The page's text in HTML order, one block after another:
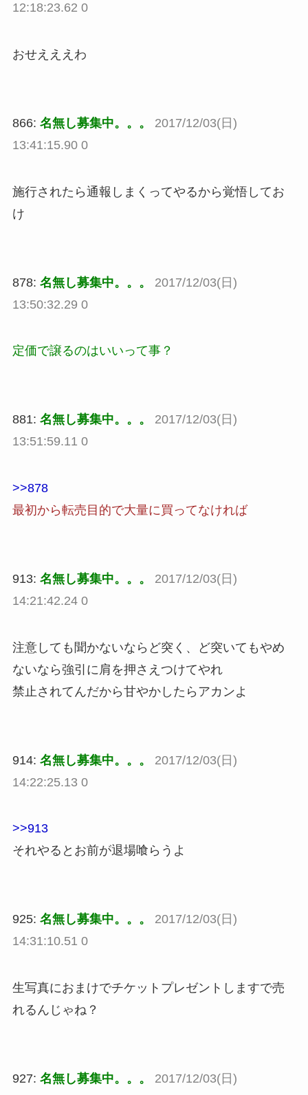
12:18:23.62 0
おせえええわ
866: 名無し募集中。。。
2017/12/03(日)
13:41:15.90 0
施行されたら通報しまくってやるから覚悟してお
け
878: 名無し募集中。。。
2017/12/03(日)
13:50:32.29 0
定価で譲るのはいいって事？
881: 名無し募集中。。。
2017/12/03(日)
13:51:59.11 0
>>878
最初から転売目的で大量に買ってなければ
913: 名無し募集中。。。
2017/12/03(日)
14:21:42.24 0
注意しても聞かないならど突く、ど突いてもやめ
ないなら強引に肩を押さえつけてやれ
禁止されてんだから甘やかしたらアカンよ
914: 名無し募集中。。。
2017/12/03(日)
14:22:25.13 0
>>913
それやるとお前が退場喰らうよ
925: 名無し募集中。。。
2017/12/03(日)
14:31:10.51 0
生写真におまけでチケットプレゼントしますで売
れるんじゃね？
927: 名無し募集中。。。
2017/12/03(日)